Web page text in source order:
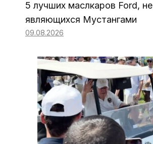
5 лучших маслкаров Ford, не
являющихся Мустангами
09.08.2026